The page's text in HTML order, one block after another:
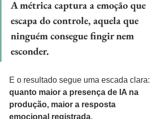
A métrica captura a emoção que
escapa do controle, aquela que
ninguém consegue fingir nem
esconder.
E o resultado segue uma escada clara:
quanto maior a presença de IA na
produção, maior a resposta
emocional registrada.